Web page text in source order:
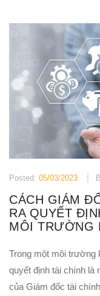
Posted: 05/03/2023
CÁCH GIÁM
RA QUYẾT
MÔI TRƯỜNG
Trong một môi trường
quyết định tài chính là
của Giám đốc tài